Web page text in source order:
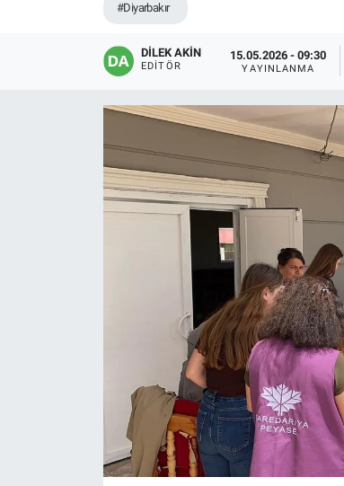
#Diyarbakır
DİLEK AKİN
EDITÖR
15.05.2026 - 09:30
YAYINLANMA
KÜLTÜR SANAT
EĞİTİM
ÖZEL HABER
POLİTİKA
Son Dakika Haberleri
Haber Arşivi